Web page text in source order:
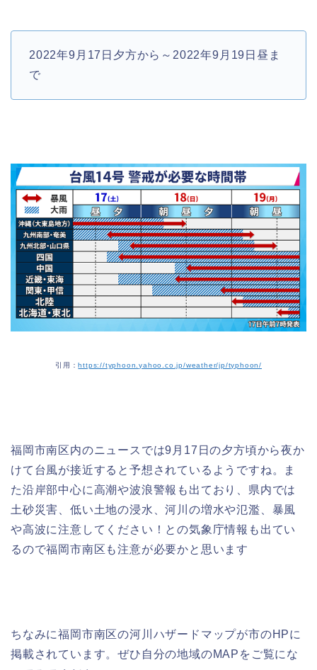
2022年9月17日夕方から～2022年9月19日昼ま
で
引用：https://typhoon.yahoo.co.jp/weather/jp/typhoon/
福岡市南区内のニュースでは9月17日の夕方頃から夜か
けて台風が接近すると予想されているようですね。ま
た沿岸部中心に高潮や波浪警報も出ており、県内では
土砂災害、低い土地の浸水、河川の増水や氾濫、暴風
や高波に注意してください！との気象庁情報も出てい
るので福岡市南区も注意が必要かと思います
ちなみに福岡市南区の河川ハザードマップが市のHPに
掲載されています。ぜひ自分の地域のMAPをご覧にな